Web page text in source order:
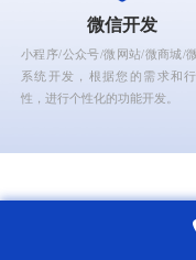
微信开发
小程序/公众号/微网站/微商城/
系统开发，根据您的需求和
性，进行个性化的功能开发。
锐